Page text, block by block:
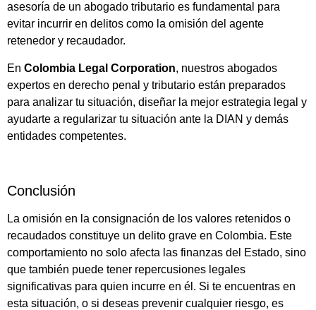
asesoría de un abogado tributario es fundamental para
evitar incurrir en delitos como la omisión del agente
retenedor y recaudador.
En Colombia Legal Corporation, nuestros abogados
expertos en derecho penal y tributario están preparados
para analizar tu situación, diseñar la mejor estrategia legal y
ayudarte a regularizar tu situación ante la DIAN y demás
entidades competentes.
Conclusión
La omisión en la consignación de los valores retenidos o
recaudados constituye un delito grave en Colombia. Este
comportamiento no solo afecta las finanzas del Estado, sino
que también puede tener repercusiones legales
significativas para quien incurre en él. Si te encuentras en
esta situación, o si deseas prevenir cualquier riesgo, es